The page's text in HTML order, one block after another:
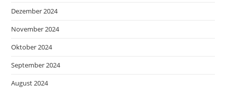
Dezember 2024
November 2024
Oktober 2024
September 2024
August 2024